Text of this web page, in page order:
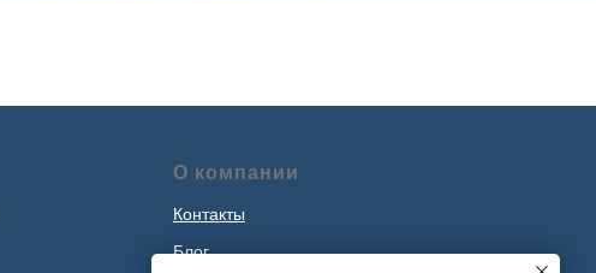
О компании
Контакты
Блог